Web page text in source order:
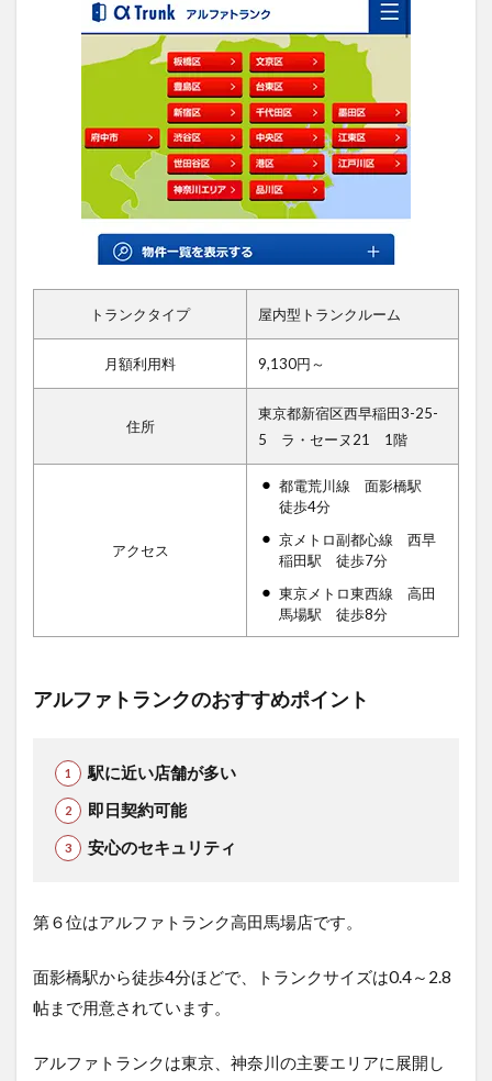
トランクタイプ 屋内型トランクルーム
月額利用料 9,130円～
住所
東京都新宿区西早稲田3-25-
5 ラ・セーヌ21 1階
アクセス
都電荒川線 面影橋駅
徒歩4分
京メトロ副都心線 西早
稲田駅 徒歩7分
東京メトロ東西線 高田
馬場駅 徒歩8分
アルファトランクのおすすめポイント
駅に近い店舗が多い
即日契約可能
安心のセキュリティ
第６位はアルファトランク高田馬場店です。
面影橋駅から徒歩4分ほどで、トランクサイズは0.4～2.8
帖まで用意されています。
アルファトランクは東京、神奈川の主要エリアに展開し